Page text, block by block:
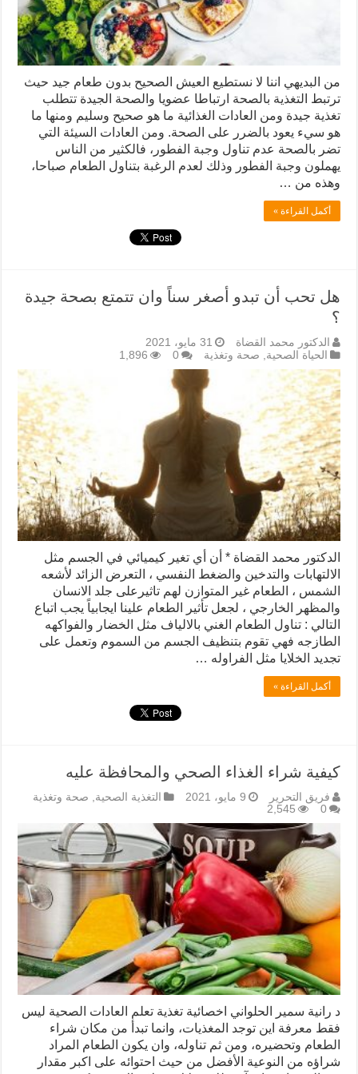
من البديهي اننا لا نستطيع العيش الصحيح بدون طعام جيد حيث
ترتبط التغذية بالصحة ارتباطا عضويا والصحة الجيدة تتطلب
تغذية جيدة ومن العادات الغذائية ما هو صحيح وسليم ومنها ما
هو سيء يعود بالضرر على الصحة. ومن العادات السيئة التي
تضر بالصحة عدم تناول وجبة الفطور، فالكثير من الناس
يهملون وجبة الفطور وذلك لعدم الرغبة بتناول الطعام صباحا،
وهذه من …
أكمل القراءة »
هل تحب أن تبدو أصغر سناً وان تتمتع بصحة جيدة
؟
الدكتور محمد القضاة
31 مايو، 2021
الحياة الصحية, صحة وتغذية 0
1,896
الدكتور محمد القضاة * أن أي تغير كيميائي في الجسم مثل
الالتهابات والتدخين والضغط النفسي ، التعرض الزائد لأشعه
الشمس ، الطعام غير المتوازن لهم تاثيرعلى جلد الانسان
والمظهر الخارجي ، لجعل تأثير الطعام علينا ايجابياً يجب اتباع
التالي : تناول الطعام الغني بالالياف مثل الخضار والفواكهه
الطازجه فهي تقوم بتنظيف الجسم من السموم وتعمل على
تجديد الخلايا مثل الفراوله …
أكمل القراءة »
كيفية شراء الغذاء الصحي والمحافظة عليه
فريق التحرير 9 مايو، 2021 التغذية الصحية
صحة وتغذية
0
2,545
د رانية سمير الحلواني اخصائية تغذية تعلم العادات الصحية ليس
فقط معرفة اين توجد المغذيات، وانما تبدأ من مكان شراء
الطعام وتحضيره، ومن ثم تناوله، وان يكون الطعام المراد
شراؤه من النوعية الأفضل من حيث احتوائه على اكبر مقدار